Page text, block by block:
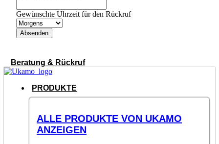
Gewünschte Uhrzeit für den Rückruf
Absenden
Beratung & Rückruf
PRODUKTE
ALLE PRODUKTE VON UKAMO
ANZEIGEN